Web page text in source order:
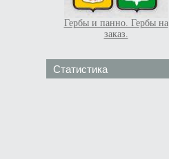
Гербы и панно. Гербы на
заказ.
Статистика